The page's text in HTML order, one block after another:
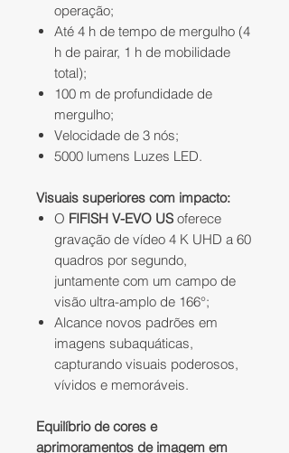
operação;
Até 4 h de tempo de mergulho (4
h de pairar, 1 h de mobilidade
total);
100 m de profundidade de
mergulho;
Velocidade de 3 nós;
5000 lumens Luzes LED.
Visuais superiores com impacto:
O FIFISH V-EVO US oferece
gravação de vídeo 4 K UHD a 60
quadros por segundo,
juntamente com um campo de
visão ultra-amplo de 166°;
Alcance novos padrões em
imagens subaquáticas,
capturando visuais poderosos,
vívidos e memoráveis.
Equilíbrio de cores e
aprimoramentos de imagem em